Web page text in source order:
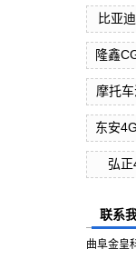
比亚
隆鑫
摩托
东安
弘
联系
曲阜金皇